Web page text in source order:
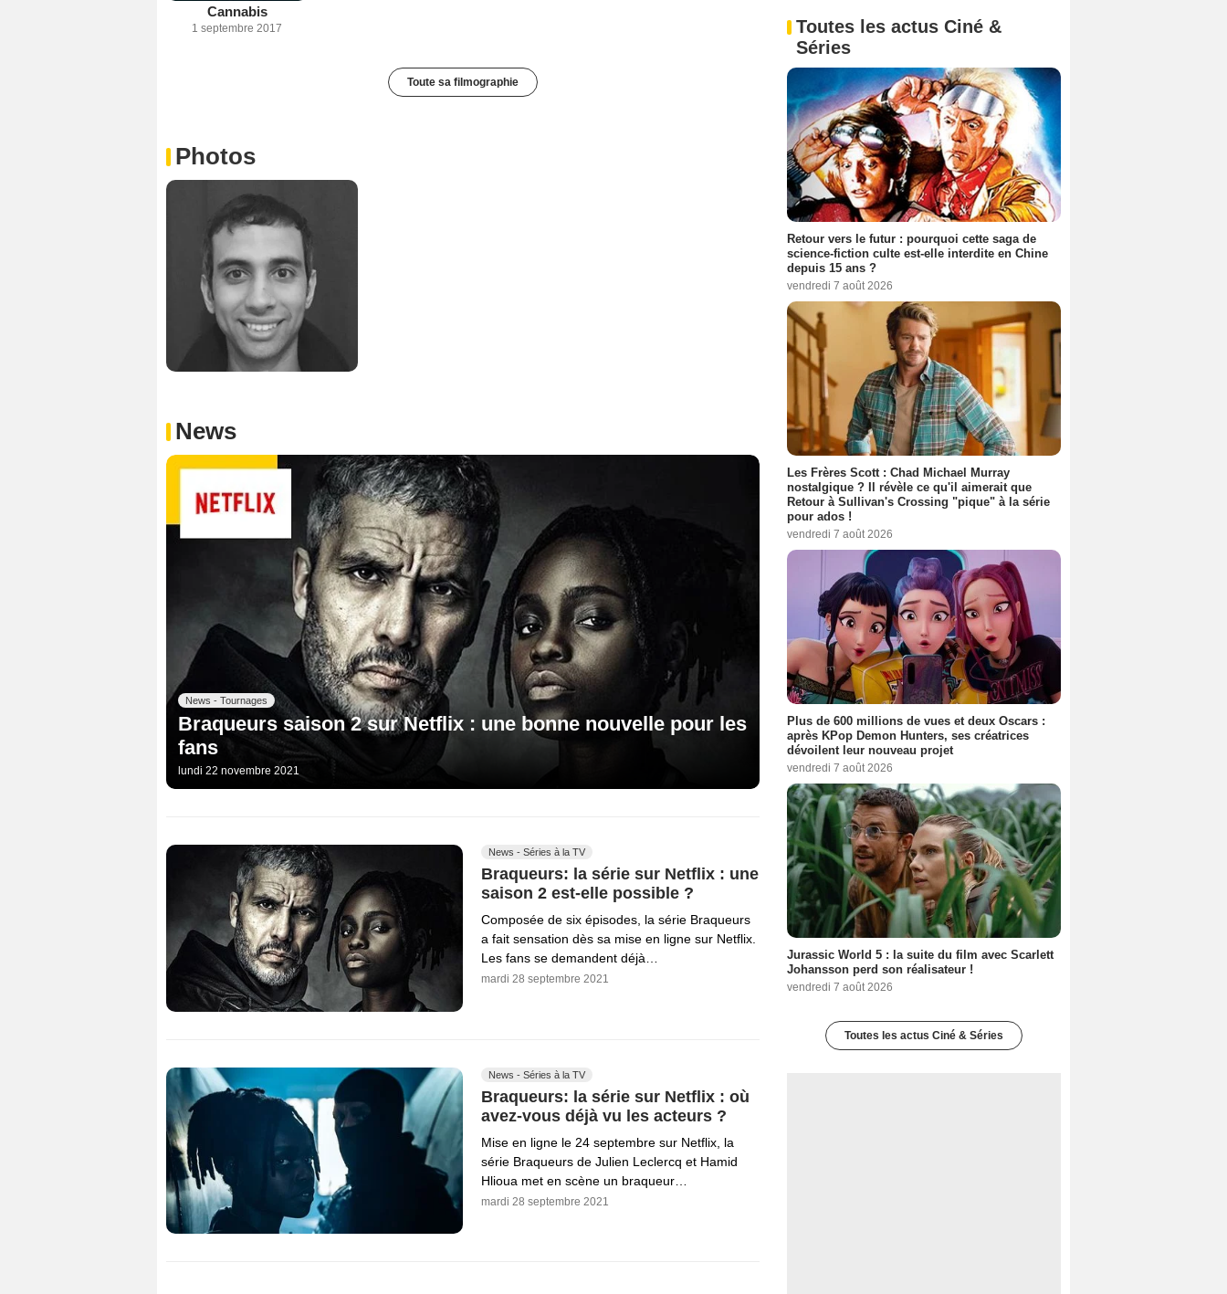
Cannabis
1 septembre 2017
Toute sa filmographie
Photos
News
News - Tournages
Braqueurs saison 2 sur Netflix : une bonne nouvelle pour les
fans
lundi 22 novembre 2021
News - Séries à la TV
Braqueurs: la série sur Netflix : une
saison 2 est-elle possible ?
Composée de six épisodes, la série Braqueurs
a fait sensation dès sa mise en ligne sur Netflix.
Les fans se demandent déjà…
mardi 28 septembre 2021
News - Séries à la TV
Braqueurs: la série sur Netflix : où
avez-vous déjà vu les acteurs ?
Mise en ligne le 24 septembre sur Netflix, la
série Braqueurs de Julien Leclercq et Hamid
Hlioua met en scène un braqueur…
mardi 28 septembre 2021
Toutes les actus Ciné &
Séries
Retour vers le futur : pourquoi cette saga de
science-fiction culte est-elle interdite en Chine
depuis 15 ans ?
vendredi 7 août 2026
Les Frères Scott : Chad Michael Murray
nostalgique ? Il révèle ce qu'il aimerait que
Retour à Sullivan's Crossing "pique" à la série
pour ados !
vendredi 7 août 2026
Plus de 600 millions de vues et deux Oscars :
après KPop Demon Hunters, ses créatrices
dévoilent leur nouveau projet
vendredi 7 août 2026
Jurassic World 5 : la suite du film avec Scarlett
Johansson perd son réalisateur !
vendredi 7 août 2026
Toutes les actus Ciné & Séries